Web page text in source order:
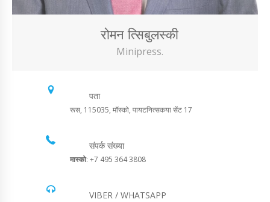
रोमन त्सिबुलस्की
Minipress.
पता
रूस, 115035, मॉस्को, पायटनित्सकया सेंट 17
संपर्क संख्या
मास्को: +7 495 364 3808
VIBER / WHATSAPP